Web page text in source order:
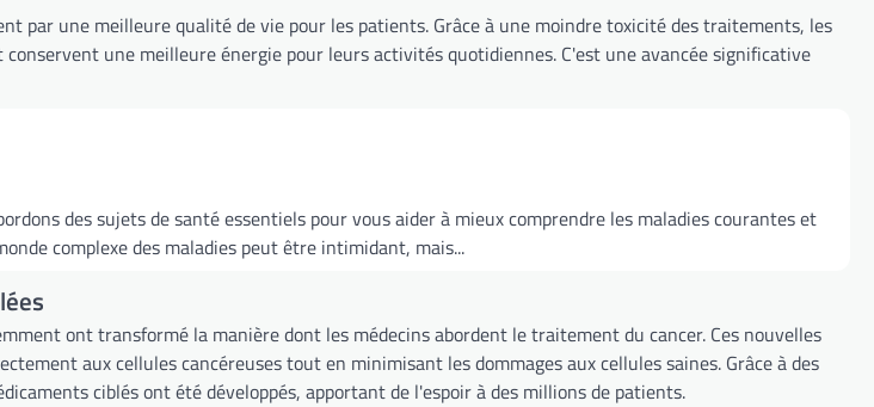
par une meilleure qualité de vie pour les patients. Grâce à une moindre toxicité des traitements, les
une meilleure énergie pour leurs activités quotidiennes. C'est une avancée significative
des sujets de santé essentiels pour vous aider à mieux comprendre les maladies courantes et
complexe des maladies peut être intimidant, mais...
ont transformé la manière dont les médecins abordent le traitement du cancer. Ces nouvelles
aux cellules cancéreuses tout en minimisant les dommages aux cellules saines. Grâce à des
ciblés ont été développés, apportant de l'espoir à des millions de patients.